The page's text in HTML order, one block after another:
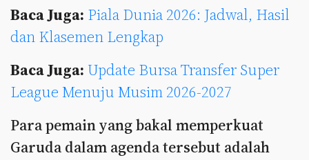
Baca Juga: Piala Dunia 2026: Jadwal, Hasil
dan Klasemen Lengkap
Baca Juga: Update Bursa Transfer Super
League Menuju Musim 2026-2027
Para pemain yang bakal memperkuat
Garuda dalam agenda tersebut adalah